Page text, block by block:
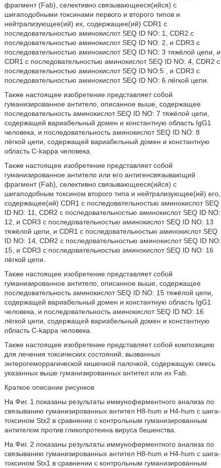
фрагмент (Fab), селективно связывающееся(ийся) с
шигаподобными токсинами первого и второго типов и
нейтрализующее(ий) их, содержащее(ий) CDR1 с
последовательностью аминокислот SEQ ID NO: 1, CDR2 с
последовательностью аминокислот SEQ ID NO: 2, и CDR3 с
последовательностью аминокислот SEQ ID NO: 3 тяжёлой цепи, и
CDR1 с последовательностью аминокислот SEQ ID NO: 4, CDR2 с
последовательностью аминокислот SEQ ID NO:5 , и CDR3 с
последовательностью аминокислот SEQ ID NO: 6 лёгкой цепи.
Также настоящее изобретение представляет собой
гуманизированное антитело, описанное выше, содержащее
последовательность аминокислот SEQ ID NO: 7 тяжёлой цепи,
содержащей вариабельный домен и константную область IgG1
человека, и последовательность аминокислот SEQ ID NO: 8
лёгкой цепи, содержащей вариабельный домен и константную
область C-kappa человека.
Также настоящее изобретение представляет собой
гуманизированное антитело или его антигенсвязывающий
фрагмент (Fab), селективно связывающееся(ийся) с
шигаподобным токсином второго типа и нейтрализующее(ий) его,
содержащее(ий) CDR1 с последовательностью аминокислот SEQ
ID NO: 11, CDR2 с последовательностью аминокислот SEQ ID NO:
12, и CDR3 с последовательностью аминокислот SEQ ID NO: 13
тяжёлой цепи, и CDR1 с последовательностью аминокислот SEQ
ID NO: 14, CDR2 с последовательностью аминокислот SEQ ID NO:
15, и CDR3 с последовательностью аминокислот SEQ ID NO: 16
лёгкой цепи.
Также настоящее изобретение представляет собой
гуманизированное антитело, описанное выше, содержащее
последовательность аминокислот SEQ ID NO: 15 тяжёлой цепи,
содержащей вариабельный домен и константную область IgG1
человека, и последовательность аминокислот SEQ ID NO: 16
лёгкой цепи, содержащей вариабельный домен и константную
область C-kappa человека.
Также настоящее изобретение представляет собой композицию
для лечения токсических состояний, вызванных
энтерогеморрагической кишечной палочкой, содержащую смесь
указанных выше гуманизированных антител или их Fab.
Краткое описание рисунков
На Фиг. 1 показаны результаты иммуноферментного анализа по
связыванию гуманизированных антител Н8-hum и Н4-hum с шига-
токсином Stx2 в сравнении с контрольным гуманизированным
антителом против гликопротеина вируса бешенства.
На Фиг. 2 показаны результаты иммуноферментного анализа по
связыванию гуманизированных антител Н8-hum и Н4-hum с шига-
токсином Stx1 в сравнении с контрольным гуманизированным